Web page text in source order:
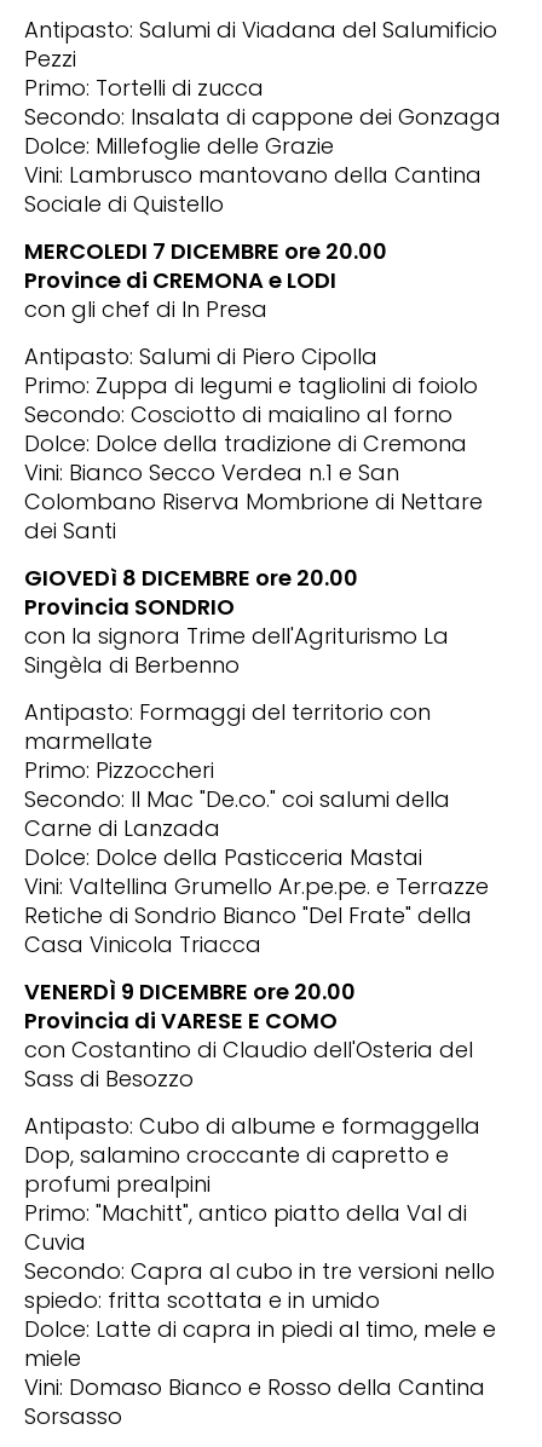
Antipasto: Salumi di Viadana del Salumificio
Pezzi
Primo: Tortelli di zucca
Secondo: Insalata di cappone dei Gonzaga
Dolce: Millefoglie delle Grazie
Vini: Lambrusco mantovano della Cantina
Sociale di Quistello
MERCOLEDI 7 DICEMBRE ore 20.00
Province di CREMONA e LODI
con gli chef di In Presa
Antipasto: Salumi di Piero Cipolla
Primo: Zuppa di legumi e tagliolini di foiolo
Secondo: Cosciotto di maialino al forno
Dolce: Dolce della tradizione di Cremona
Vini: Bianco Secco Verdea n.1 e San
Colombano Riserva Mombrione di Nettare
dei Santi
GIOVEDì 8 DICEMBRE ore 20.00
Provincia SONDRIO
con la signora Trime dell'Agriturismo La
Singèla di Berbenno
Antipasto: Formaggi del territorio con
marmellate
Primo: Pizzoccheri
Secondo: Il Mac "De.co." coi salumi della
Carne di Lanzada
Dolce: Dolce della Pasticceria Mastai
Vini: Valtellina Grumello Ar.pe.pe. e Terrazze
Retiche di Sondrio Bianco "Del Frate" della
Casa Vinicola Triacca
VENERDÌ 9 DICEMBRE ore 20.00
Provincia di VARESE E COMO
con Costantino di Claudio dell'Osteria del
Sass di Besozzo
Antipasto: Cubo di albume e formaggella
Dop, salamino croccante di capretto e
profumi prealpini
Primo: "Machitt", antico piatto della Val di
Cuvia
Secondo: Capra al cubo in tre versioni nello
spiedo: fritta scottata e in umido
Dolce: Latte di capra in piedi al timo, mele e
miele
Vini: Domaso Bianco e Rosso della Cantina
Sorsasso